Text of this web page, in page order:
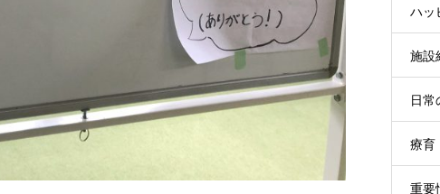
ハッ
施設
日常
療育
重要